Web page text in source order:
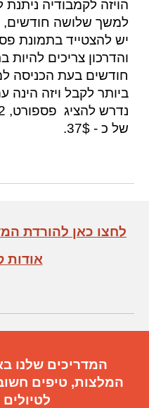
הויזה לקמבודיה
למשך שלושה
יש להצטייד בתמונת
והדרכון צריכים
חודשים בעת הכניסה
ביותר לקבל ויזה
של כ - 37$.
< לחצו כאן להורדת
<
המדריכים שלנו
המלצות, טיפים
לטיולים